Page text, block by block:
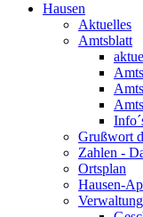
Hausen
Aktuelles
Amtsblatt
Grußwort
Zahlen -
Ortsplan
Hausen-